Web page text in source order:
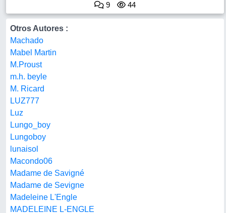
9 44
Otros Autores :
Machado
Mabel Martin
M.Proust
m.h. beyle
M. Ricard
LUZ777
Luz
Lungo_boy
Lungoboy
lunaisol
Macondo06
Madame de Savigné
Madame de Sevigne
Madeleine L'Engle
MADELEINE L-ENGLE